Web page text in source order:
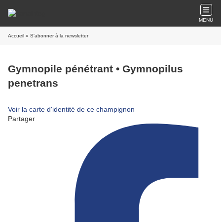
MENU
Accueil » S'abonner à la newsletter
Gymnopile pénétrant • Gymnopilus
penetrans
Voir la carte d'identité de ce champignon
Partager